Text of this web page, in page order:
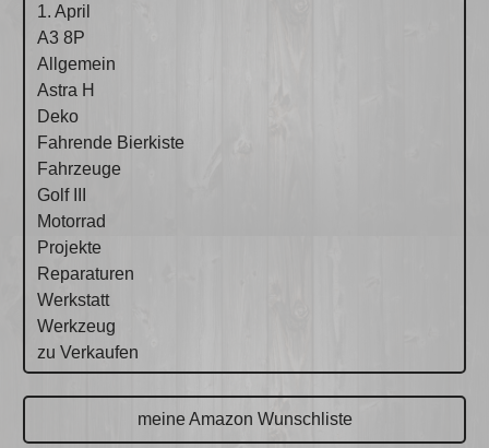
1. April
A3 8P
Allgemein
Astra H
Deko
Fahrende Bierkiste
Fahrzeuge
Golf III
Motorrad
Projekte
Reparaturen
Werkstatt
Werkzeug
zu Verkaufen
meine Amazon Wunschliste